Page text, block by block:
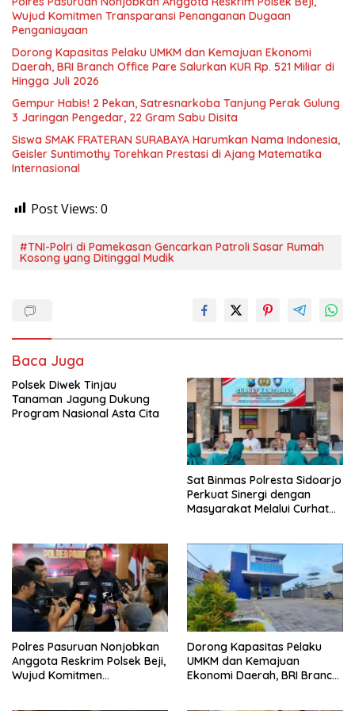
Wujud Komitmen Transparansi Penanganan Dugaan
Penganiayaan
Dorong Kapasitas Pelaku UMKM dan Kemajuan Ekonomi
Daerah, BRI Branch Office Pare Salurkan KUR Rp. 521 Miliar di
Hingga Juli 2026
Gempur Habis! 2 Pekan, Satresnarkoba Tanjung Perak Gulung
3 Jaringan Pengedar, 22 Gram Sabu Disita
Siswa SMAK FRATERAN SURABAYA Harumkan Nama Indonesia,
Geisler Suntimothy Torehkan Prestasi di Ajang Matematika
Internasional
Post Views: 0
#TNI-Polri di Pamekasan Gencarkan Patroli Sasar Rumah
Kosong yang Ditinggal Mudik
Baca Juga
Polsek Diwek Tinjau
Tanaman Jagung Dukung
Program Nasional Asta Cita
Sat Binmas Polresta Sidoarjo
Perkuat Sinergi dengan
Masyarakat Melalui Curhat
Polres Pasuruan Nonjobkan
Anggota Reskrim Polsek Beji,
Wujud Komitmen
Dorong Kapasitas Pelaku
UMKM dan Kemajuan
Ekonomi Daerah, BRI Branch